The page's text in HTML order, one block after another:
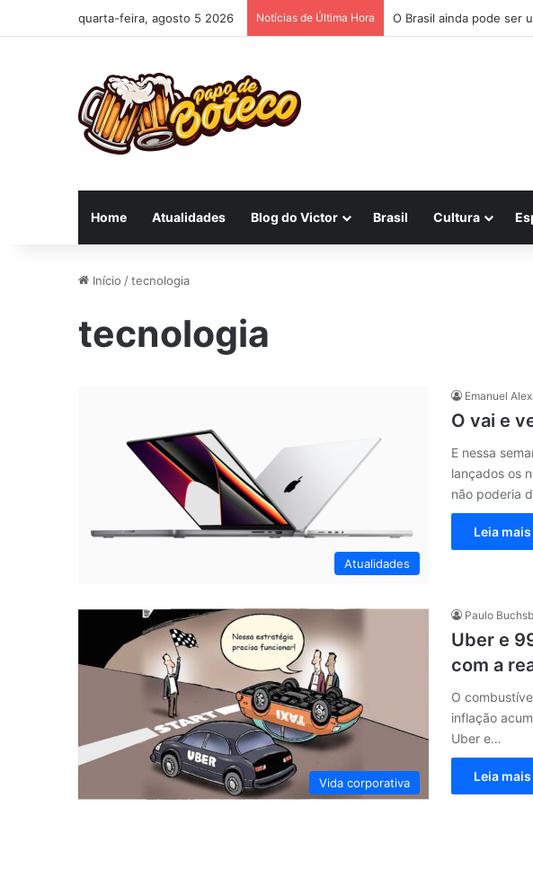
quarta-feira, agosto 5 2026 Notícias de Última Hora O Brasil ainda pode ser
Home Atualidades Blog do Victor Brasil Cultura
Início /tecnologia
tecnologia
Atualidades
Emanuel
O vai e
E nessa
lançados os
não poderia
Leia mais
Vida corporativa
Paulo
Uber e
com a
O
inflação
Uber e…
Leia mais